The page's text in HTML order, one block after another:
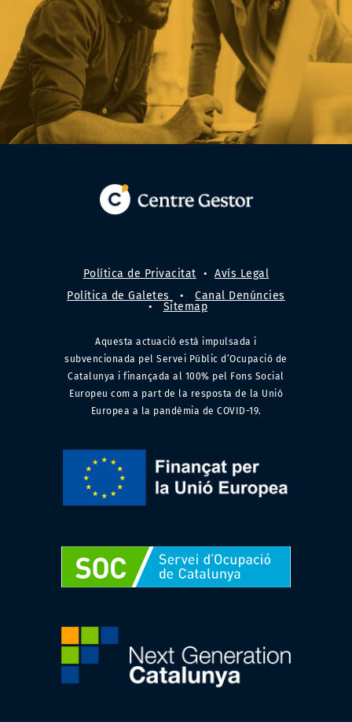
Política de Privacitat •
Avís Legal
Política de Galetes
•
Canal Denúncies
•
Sitemap
Aquesta actuació està impulsada i
subvencionada pel Servei Públic d’Ocupació de
Catalunya i finançada al 100% pel Fons Social
Europeu com a part de la resposta de la Unió
Europea a la pandèmia de COVID-19.